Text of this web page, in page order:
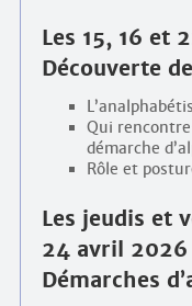
Les 15, 16 et
Découverte
Qui
démarche
Rôle et
Les jeudis et
24 avril 2026
Démarches